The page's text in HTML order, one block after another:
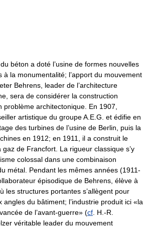
béton a doté l’usine de formes nouvelles
à la monumentalité; l’apport du mouvement
Behrens, leader de l’architecture
sera de considérer la construction
problème architectonique. En 1907,
artistique du groupe A.E.G. et édifie en
des turbines de l’usine de Berlin, puis la
en 1912; en 1911, il a construit le
gaz de Francfort. La rigueur classique s’y
colossal dans une combinaison
métal. Pendant les mêmes années (1911-
épisodique de Behrens, élève à
les structures portantes s’allègent pour
du bâtiment; l’industrie produit ici «la
de l’avant-guerre» (cf. H.-R.
véritable leader du mouvement